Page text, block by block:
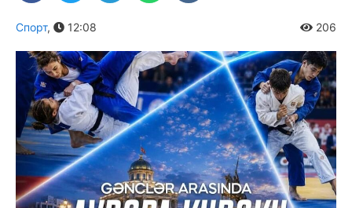
Спорт, 12:08 206